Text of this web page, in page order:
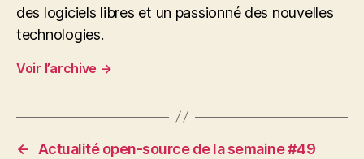
des logiciels libres et un passionné des nouvelles
technologies.
Voir l’archive →
← Actualité open-source de la semaine #49